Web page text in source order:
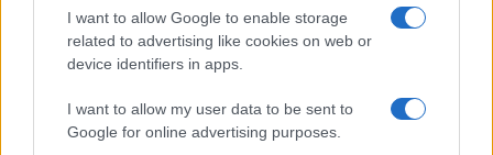
I want to allow Google to enable storage
related to advertising like cookies on web or
device identifiers in apps.
I want to allow my user data to be sent to
Google for online advertising purposes.